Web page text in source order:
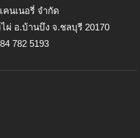
นเนอรี่ จำกัด
ผ่ อ.บ้านบึง จ.ชลบุรี 20170
782 5193